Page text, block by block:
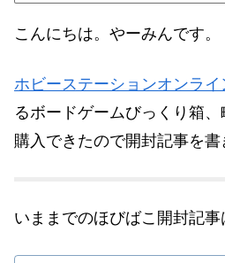
こんにちは。やーみんです。
ホビーステーションオンライ
るボードゲームびっくり箱
購入できたので開封記事を書
いままでのほびばこ開封記事